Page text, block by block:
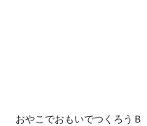
おやこでおもいでつくろうＢ